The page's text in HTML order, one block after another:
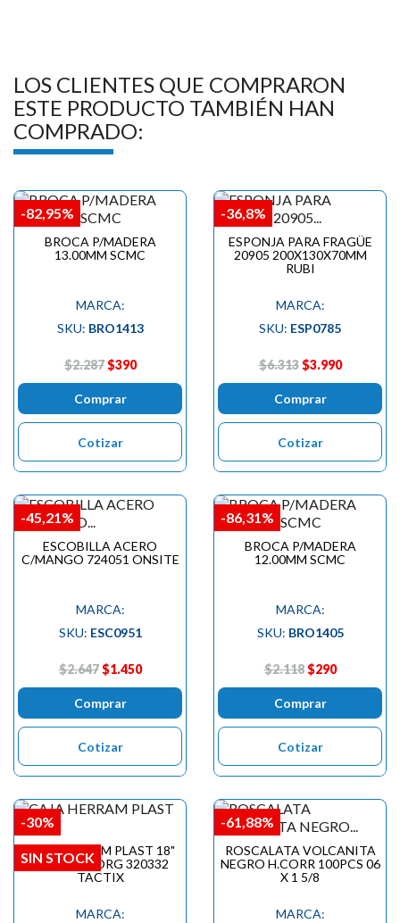
LOS CLIENTES QUE COMPRARON
ESTE PRODUCTO TAMBIÉN HAN
COMPRADO:
BROCA P/MADERA
13.00MM SCMC
MARCA:
SKU: BRO1413
$2.287 $390
Comprar
Cotizar
-82,95%
ESPONJA PARA FRAGÜE
20905 200X130X70MM
RUBI
MARCA:
SKU: ESP0785
$6.313 $3.990
Comprar
Cotizar
-36,8%
ESCOBILLA ACERO
C/MANGO 724051 ONSITE
MARCA:
SKU: ESC0951
$2.647 $1.450
Comprar
Cotizar
-45,21%
BROCA P/MADERA
12.00MM SCMC
MARCA:
SKU: BRO1405
$2.118 $290
Comprar
Cotizar
-86,31%
CAJA HERRAM PLAST 18"
BR/MET C/ORG 320332
TACTIX
MARCA:
-30%
SIN STOCK
ROSCALATA VOLCANITA
NEGRO H.CORR 100PCS 06
X 1 5/8
MARCA:
-61,88%